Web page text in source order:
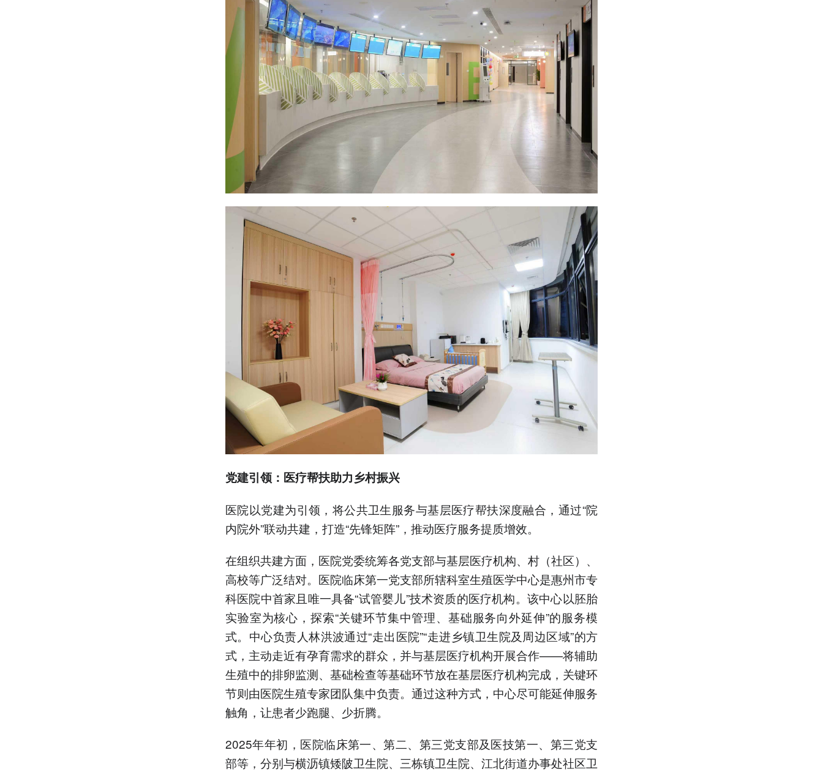
党建引领：医疗帮扶助力乡村振兴
医院以党建为引领，将公共卫生服务与基层医疗帮扶深度融合，通过“院
内院外”联动共建，打造“先锋矩阵”，推动医疗服务提质增效。
在组织共建方面，医院党委统筹各党支部与基层医疗机构、村（社区）、
高校等广泛结对。医院临床第一党支部所辖科室生殖医学中心是惠州市专
科医院中首家且唯一具备“试管婴儿”技术资质的医疗机构。该中心以胚胎
实验室为核心，探索“关键环节集中管理、基础服务向外延伸”的服务模
式。中心负责人林洪波通过“走出医院”“走进乡镇卫生院及周边区域”的方
式，主动走近有孕育需求的群众，并与基层医疗机构开展合作——将辅助
生殖中的排卵监测、基础检查等基础环节放在基层医疗机构完成，关键环
节则由医院生殖专家团队集中负责。通过这种方式，中心尽可能延伸服务
触角，让患者少跑腿、少折腾。
2025年年初，医院临床第一、第二、第三党支部及医技第一、第三党支
部等，分别与横沥镇矮陂卫生院、三栋镇卫生院、江北街道办事处社区卫